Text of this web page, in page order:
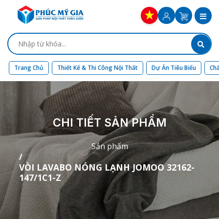
Trang Chủ Thiết Kế & Thi Công Nội Thất Dự Án Tiêu Biểu
CHI TIẾT SẢN PHẨM
Sản phẩm
VÒI LAVABO NÓNG LẠNH JOMOO 32162-
147/1C1-Z